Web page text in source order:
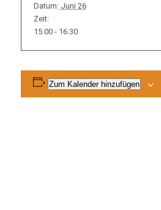
Datum: Juni 26
Zeit:
15:00 - 16:30
Zum Kalender hinzufügen